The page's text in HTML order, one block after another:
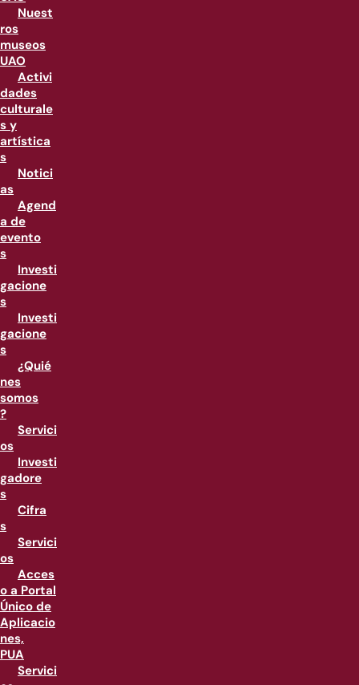
Nuest
ros
museos
UAO
Activi
dades
culturale
s y
artística
s
Notici
as
Agend
a de
evento
s
Investi
gacione
s
Investi
gacione
s
¿Quié
nes
somos
?
Servici
os
Investi
gadore
s
Cifra
s
Servici
os
Acces
o a Portal
Único de
Aplicacio
nes,
PUA
Servici